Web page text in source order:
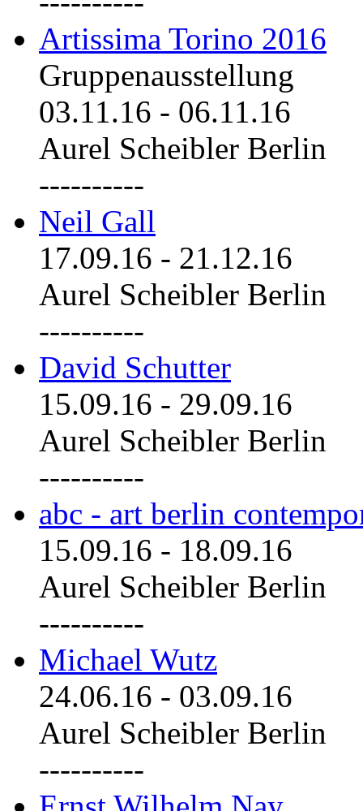
Artissima Torino 2016
Gruppenausstellung
03.11.16 - 06.11.16
Aurel Scheibler Berlin
----------
Neil Gall
17.09.16 - 21.12.16
Aurel Scheibler Berlin
----------
David Schutter
15.09.16 - 29.09.16
Aurel Scheibler Berlin
----------
abc - art berlin
15.09.16 - 18.09.16
Aurel Scheibler Berlin
----------
Michael Wutz
24.06.16 - 03.09.16
Aurel Scheibler Berlin
----------